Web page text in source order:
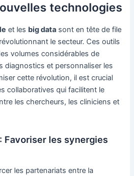
technologies
et les big data sont en tête de file
le secteur. Ces outils
volumes considérables de
diagnostics et personnaliser les
cette révolution, il est crucial
collaboratives qui facilitent le
les chercheurs, les cliniciens et
Favoriser les synergies
les partenariats entre la